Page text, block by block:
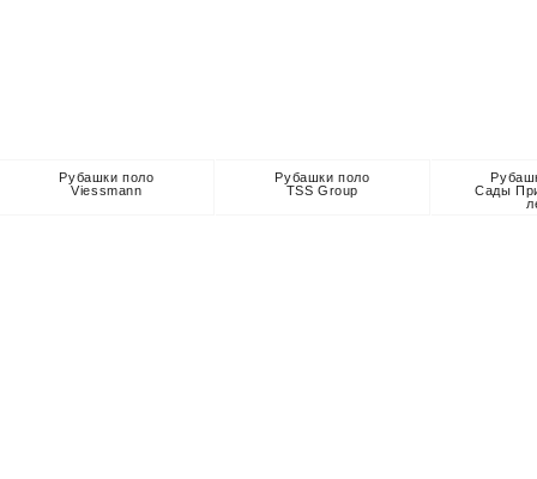
Рубашки поло
Viessmann
Рубашки поло
TSS Group
Сады